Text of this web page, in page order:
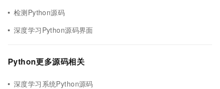
检测Python源码
深度学习Python源码界面
Python更多源码相关
深度学习系统Python源码